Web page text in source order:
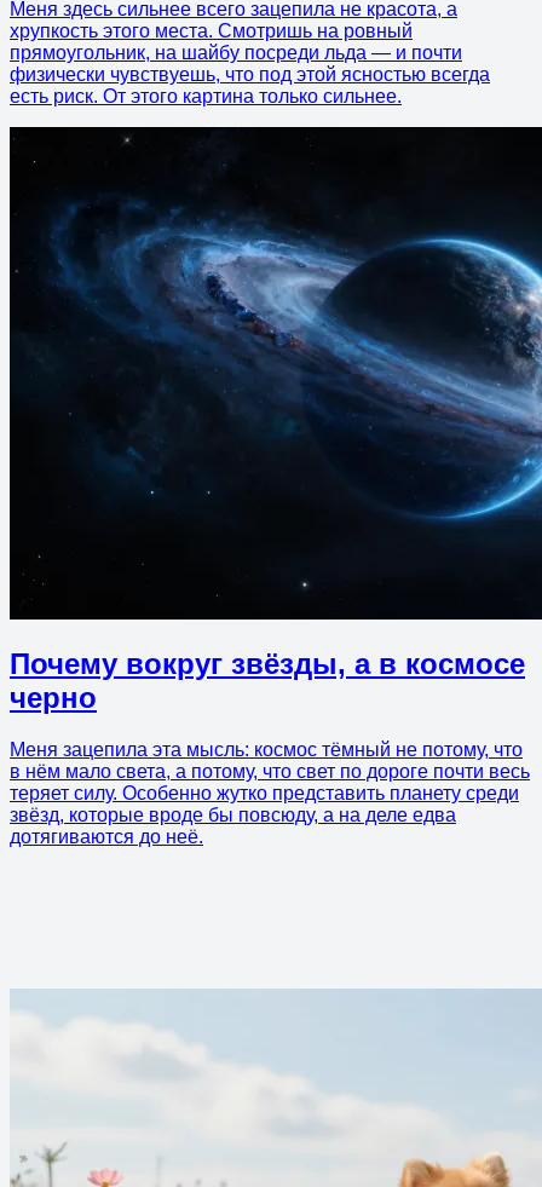
Меня здесь сильнее всего зацепила не красота, а
хрупкость этого места. Смотришь на ровный
прямоугольник, на шайбу посреди льда — и почти
физически чувствуешь, что под этой ясностью всегда
есть риск. От этого картина только сильнее.
Почему вокруг звёзды, а в космосе
черно
Меня зацепила эта мысль: космос тёмный не потому, что
в нём мало света, а потому, что свет по дороге почти весь
теряет силу. Особенно жутко представить планету среди
звёзд, которые вроде бы повсюду, а на деле едва
дотягиваются до неё.